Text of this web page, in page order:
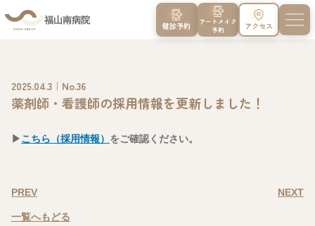
福山南病院
健診予約
アートメイク
予約
アクセス
2025.04.3｜No.36
薬剤師・看護師の採用情報を更新しました！
▶こちら（採用情報） をご確認ください。
PREV NEXT
一覧へもどる